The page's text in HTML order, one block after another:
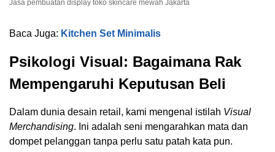
Jasa pembuatan display toko skincare mewah Jakarta
Baca Juga: Kitchen Set Minimalis
Psikologi Visual: Bagaimana Rak
Mempengaruhi Keputusan Beli
Dalam dunia desain retail, kami mengenal istilah Visual
Merchandising. Ini adalah seni mengarahkan mata dan
dompet pelanggan tanpa perlu satu patah kata pun.